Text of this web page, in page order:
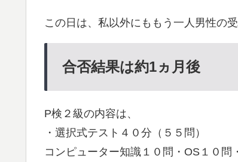
この日は、私以外にももう一人男性の
合否結果は約1ヵ月後
P検２級の内容は、
・選択式テスト４０分（５５問）
コンピューター知識１０問・OS１０